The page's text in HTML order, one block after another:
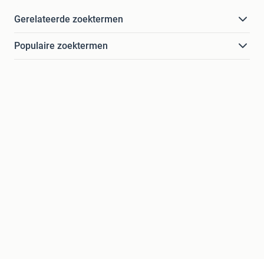
Gerelateerde zoektermen
Populaire zoektermen